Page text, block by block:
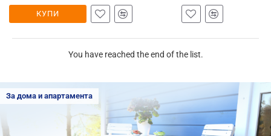
КУПИ
You have reached the end of the list.
За дома и апартамента